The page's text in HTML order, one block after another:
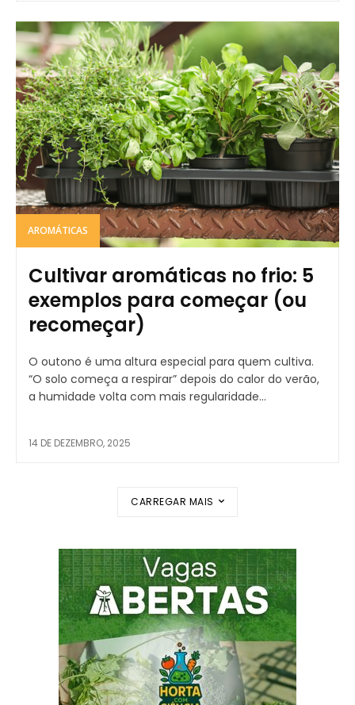
AROMÁTICAS
Cultivar aromáticas no frio: 5
exemplos para começar (ou
recomeçar)
O outono é uma altura especial para quem cultiva.
“O solo começa a respirar” depois do calor do verão,
a humidade volta com mais regularidade...
14 DE DEZEMBRO, 2025
CARREGAR MAIS